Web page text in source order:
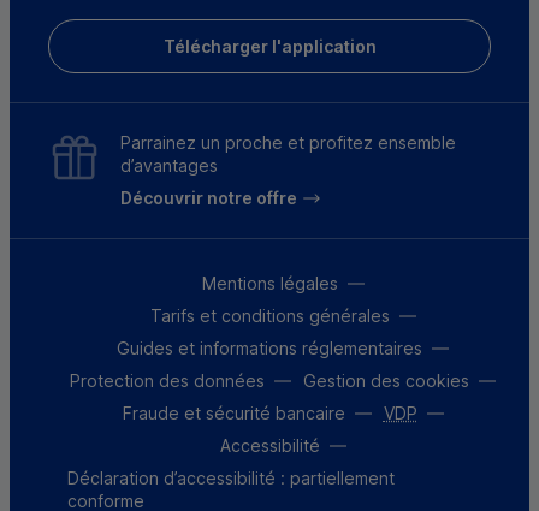
Télécharger l'application
Parrainez un proche et profitez ensemble
d’avantages
Découvrir notre offre
Mentions légales
Tarifs et conditions générales
Guides et informations réglementaires
Protection des données
Gestion des cookies
Fraude et sécurité bancaire
VDP
Accessibilité
Déclaration d’accessibilité : partiellement
conforme